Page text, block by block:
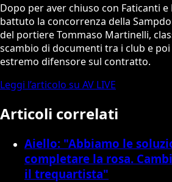
Dopo per aver chiuso con Faticanti
battuto la concorrenza della
del portiere Tommaso Martinelli,
scambio di documenti tra i club e
estremo difensore sul contratto.
Leggi l’articolo su AV LIVE
Articoli correlati
Aiello: "Abbiamo le
completare la rosa.
il trequartista"